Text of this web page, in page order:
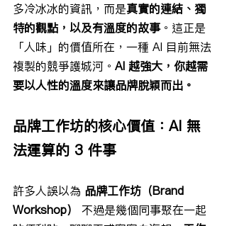
多冷冰冰的資訊，而是真實的連結、獨
特的觀點，以及有溫度的故事。這正是
「人味」的價值所在，一種 AI 目前無法
複製的競爭護城河。 AI 越強大，你越需
要以人性的溫度來讓品牌脫穎而出。
品牌工作坊的核心價值：AI 無
法運算的 3 件事
許多人誤以為 品牌工作坊（Brand
Workshop）
不過是幾個同事聚在一起